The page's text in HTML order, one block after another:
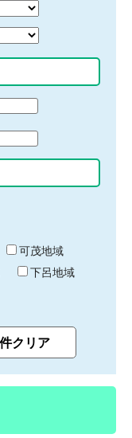
可茂地域
下呂地域